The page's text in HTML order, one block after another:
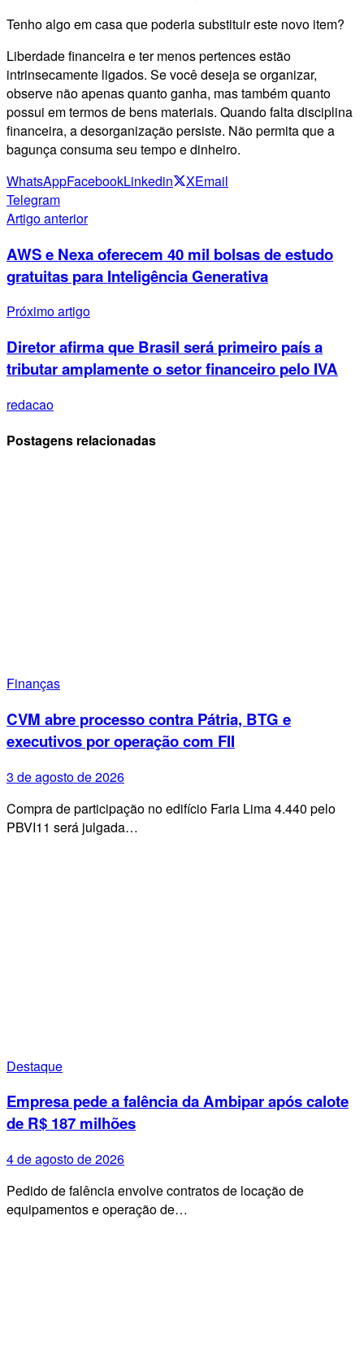
Tenho algo em casa que poderia substituir este novo item?
Liberdade financeira e ter menos pertences estão
intrinsecamente ligados. Se você deseja se organizar,
observe não apenas quanto ganha, mas também quanto
possui em termos de bens materiais. Quando falta disciplina
financeira, a desorganização persiste. Não permita que a
bagunça consuma seu tempo e dinheiro.
WhatsAppFacebookLinkedin XEmail
Telegram
Artigo anterior
AWS e Nexa oferecem 40 mil bolsas de estudo
gratuitas para Inteligência Generativa
Próximo artigo
Diretor afirma que Brasil será primeiro país a
tributar amplamente o setor financeiro pelo IVA
redacao
Postagens relacionadas
Finanças
CVM abre processo contra Pátria, BTG e
executivos por operação com FII
3 de agosto de 2026
Compra de participação no edifício Faria Lima 4.440 pelo
PBVI11 será julgada…
Destaque
Empresa pede a falência da Ambipar após calote
de R$ 187 milhões
4 de agosto de 2026
Pedido de falência envolve contratos de locação de
equipamentos e operação de…